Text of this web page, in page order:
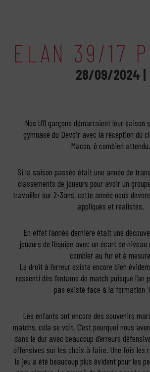
ELAN 39/17
28/09/2024 |
Nos U11 garçons démarraient leur saison
gymnase du Devoir avec la réception du
Macon, ô combien attendu.
Si la saison passée était une année de
classements de joueurs pour avoir un
travailler sur 2-3ans, cette année nous
appliqués et réalistes.
En effet l’année dernière était une
joueurs de l’équipe avec un écart de niveau
combler au fur et à
Le droit à l’erreur existe encore bien
ressenti dès l’entame de match puisque l’an
pas existé face à la formation
Les enfants ont encore des souvenirs
matchs, cela se voit. C’est pourquoi nous
dans le dur avec beaucoup d’erreurs
offensives sur les choix à faire. Une fois
le jeu a été beaucoup plus évident pour les